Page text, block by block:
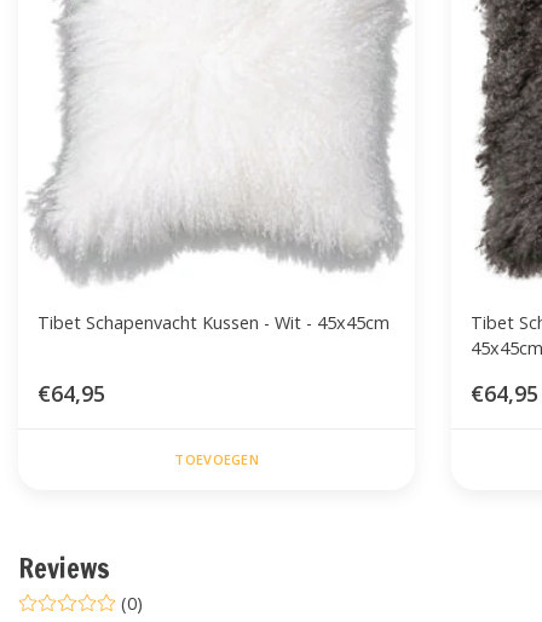
Tibet Schapenvacht Kussen - Wit - 45x45cm
€64,95
TOEVOEGEN
Tibet
€64,95
Reviews
(0)